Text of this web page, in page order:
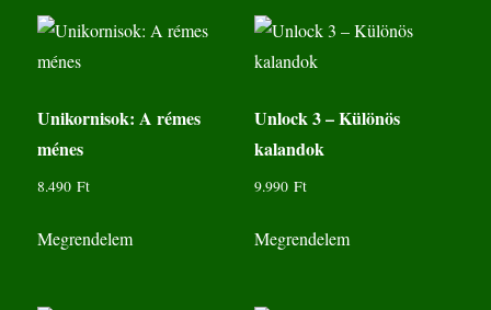
Unikornisok: A rémes
ménes
8.490Ft
Megrendelem
Unlock 3 – Különös
kalandok
9.990 Ft
Megrendelem